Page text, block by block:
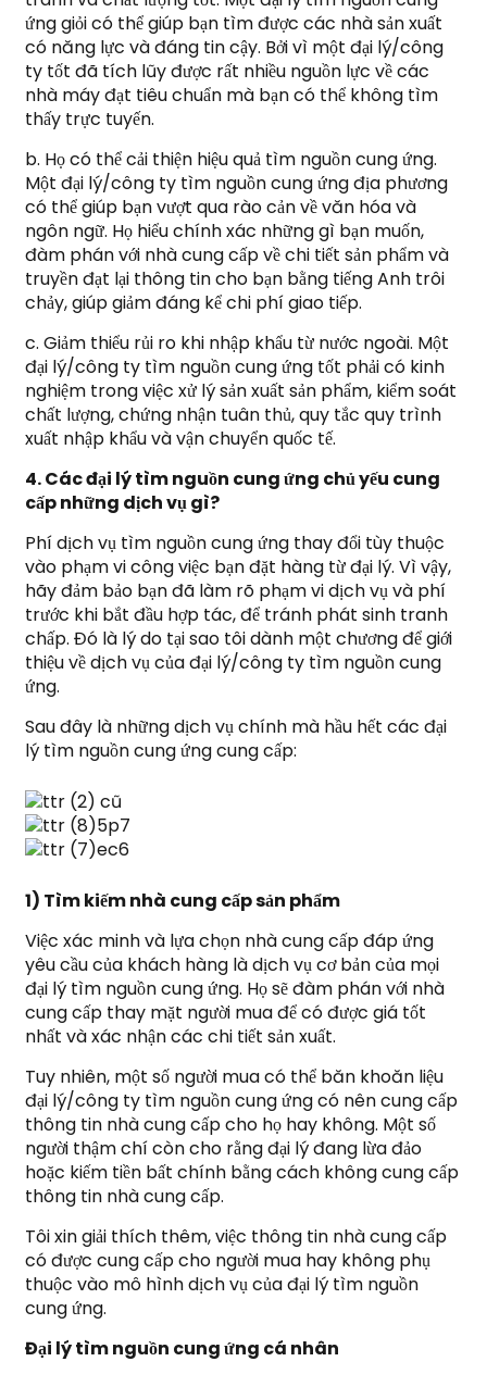
ứng giỏi có thể giúp bạn tìm được các nhà sản xuất
có năng lực và đáng tin cậy. Bởi vì một đại lý/công
ty tốt đã tích lũy được rất nhiều nguồn lực về các
nhà máy đạt tiêu chuẩn mà bạn có thể không tìm
thấy trực tuyến.
b. Họ có thể cải thiện hiệu quả tìm nguồn cung ứng.
Một đại lý/công ty tìm nguồn cung ứng địa phương
có thể giúp bạn vượt qua rào cản về văn hóa và
ngôn ngữ. Họ hiểu chính xác những gì bạn muốn,
đàm phán với nhà cung cấp về chi tiết sản phẩm và
truyền đạt lại thông tin cho bạn bằng tiếng Anh trôi
chảy, giúp giảm đáng kể chi phí giao tiếp.
c. Giảm thiểu rủi ro khi nhập khẩu từ nước ngoài. Một
đại lý/công ty tìm nguồn cung ứng tốt phải có kinh
nghiệm trong việc xử lý sản xuất sản phẩm, kiểm soát
chất lượng, chứng nhận tuân thủ, quy tắc quy trình
xuất nhập khẩu và vận chuyển quốc tế.
4. Các đại lý tìm nguồn cung ứng chủ yếu cung
cấp những dịch vụ gì?
Phí dịch vụ tìm nguồn cung ứng thay đổi tùy thuộc
vào phạm vi công việc bạn đặt hàng từ đại lý. Vì vậy,
hãy đảm bảo bạn đã làm rõ phạm vi dịch vụ và phí
trước khi bắt đầu hợp tác, để tránh phát sinh tranh
chấp. Đó là lý do tại sao tôi dành một chương để giới
thiệu về dịch vụ của đại lý/công ty tìm nguồn cung
ứng.
Sau đây là những dịch vụ chính mà hầu hết các đại
lý tìm nguồn cung ứng cung cấp:
1) Tìm kiếm nhà cung cấp sản phẩm
Việc xác minh và lựa chọn nhà cung cấp đáp ứng
yêu cầu của khách hàng là dịch vụ cơ bản của mọi
đại lý tìm nguồn cung ứng. Họ sẽ đàm phán với nhà
cung cấp thay mặt người mua để có được giá tốt
nhất và xác nhận các chi tiết sản xuất.
Tuy nhiên, một số người mua có thể băn khoăn liệu
đại lý/công ty tìm nguồn cung ứng có nên cung cấp
thông tin nhà cung cấp cho họ hay không. Một số
người thậm chí còn cho rằng đại lý đang lừa đảo
hoặc kiếm tiền bất chính bằng cách không cung cấp
thông tin nhà cung cấp.
Tôi xin giải thích thêm, việc thông tin nhà cung cấp
có được cung cấp cho người mua hay không phụ
thuộc vào mô hình dịch vụ của đại lý tìm nguồn
cung ứng.
Đại lý tìm nguồn cung ứng cá nhân